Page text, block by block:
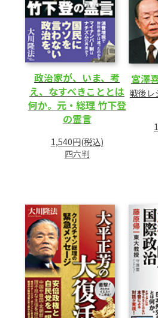
政治家が、いま、考
え、なすべきこととは
何か。元・総理 竹下登
の霊言
1,540円(税込)
四六判
宮澤
戦後レ